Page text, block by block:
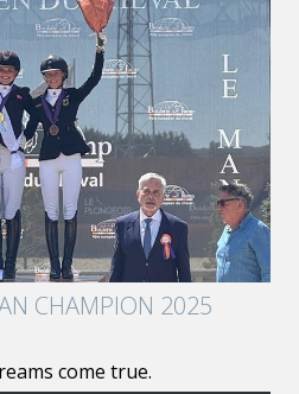
CHAMPION 2025
come true.